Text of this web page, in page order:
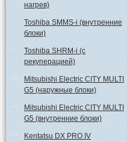
нагрев)
Toshiba SMMS-i (внутренние
блоки)
Toshiba SHRM-i (с
рекуперацией)
Mitsubishi Electric CITY MULTI
G5 (наружные блоки)
Mitsubishi Electric CITY MULTI
G5 (внутренние блоки)
Kentatsu DX PRO IV